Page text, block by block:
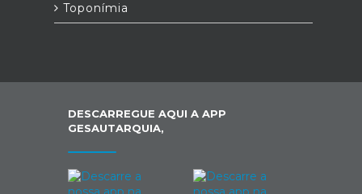
Toponímia
DESCARREGUE AQUI A APP
GESAUTARQUIA,